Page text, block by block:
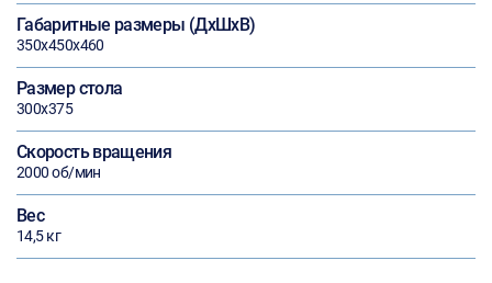
Габаритные размеры (ДхШхВ)
350х450х460
Размер стола
300х375
Скорость вращения
2000 об/мин
Вес
14,5 кг